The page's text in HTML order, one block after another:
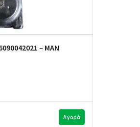
– MAN
Αγορά